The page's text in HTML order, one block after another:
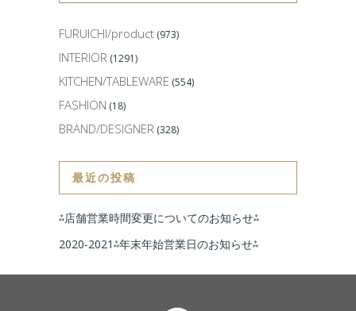
FURUICHI/product (973)
INTERIOR (1291)
KITCHEN/TABLEWARE (554)
FASHION (18)
BRAND/DESIGNER (328)
最近の投稿
⁂店舗営業時間変更についてのお知らせ⁂
2020-2021⁂年末年始営業日のお知らせ⁂